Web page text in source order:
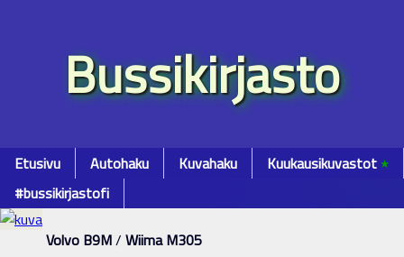
Bussikirjasto
Etusivu Autohaku Kuvahaku Kuukausikuvastot٭
#bussikirjastofi
Volvo B9M/ Wiima M305